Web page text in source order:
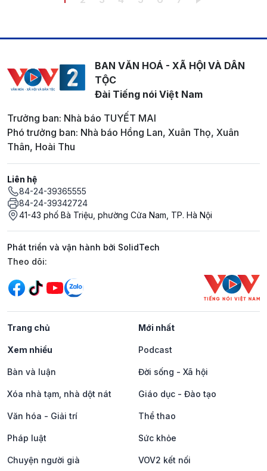
BAN VĂN HOÁ - XÃ HỘI VÀ DÂN
TỘC
Đài Tiếng nói Việt Nam
Trưởng ban: Nhà báo TUYẾT MAI
Phó trưởng ban: Nhà báo Hồng Lan, Xuân Thọ, Xuân
Thân, Hoài Thu
Liên hệ
84-24-39365555
84-24-39342724
41-43 phố Bà Triệu, phường Cửa Nam, TP. Hà Nội
Phát triển và vận hành bởi SolidTech
Mạng xã hội
Theo dõi:
Trang chủ Mới nhất
Xem nhiều Podcast
Bàn và luận Đời sống - Xã hội
Xóa nhà tạm, nhà dột nát Giáo dục - Đào tạo
Văn hóa - Giải trí Thể thao
Pháp luật Sức khỏe
Chuyện người già VOV2 kết nối